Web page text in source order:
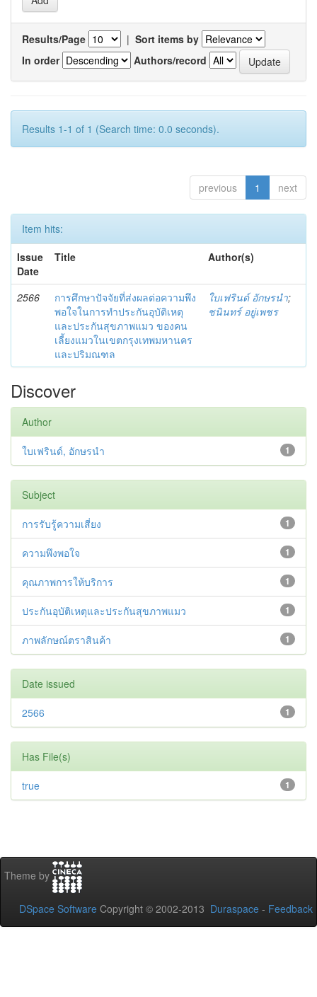
Results/Page | Sort items by
In order
Authors/record
Results 1-1 of 1 (Search time: 0.0 seconds).
previous 1 next
Item hits:
Issue
Date
Title Author(s)
2566
การศึกษาปัจจัยที่ส่งผลต่อความพึง
พอใจในการทำประกันอุบัติเหตุ
และประกันสุขภาพแมว ของคน
เลี้ยงแมวในเขตกรุงเทพมหานคร
และปริมณฑล
ใบเฟรินด์ อักษรนำ;
ชนินทร์ อยู่เพชร
Discover
Author
1
ใบเฟรินด์, อักษรนำ
Subject
1
การรับรู้ความเสี่ยง
1
ความพึงพอใจ
1
คุณภาพการให้บริการ
1
ประกันอุบัติเหตุและประกันสุขภาพแมว
1
ภาพลักษณ์ตราสินค้า
Date issued
1
2566
Has File(s)
1
true
Theme by
DSpace Software Copyright © 2002-2013 Duraspace - Feedback